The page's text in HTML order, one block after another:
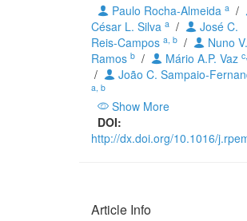
Paulo Rocha-Almeida a /
César L. Silva a /
José C.
Reis-Campos a, b /
Nuno V.
Ramos b / Mário A.P. Vaz
/ João C. Sampaio-
a, b
Show More
DOI:
http://dx.doi.org/10.1016/
Article Info